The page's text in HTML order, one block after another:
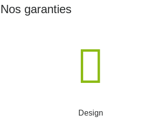
Nos garanties
Design